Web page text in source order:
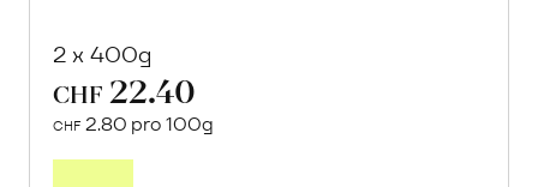
2 x 400g
CHF 22.40
CHF 2.80 pro 100g